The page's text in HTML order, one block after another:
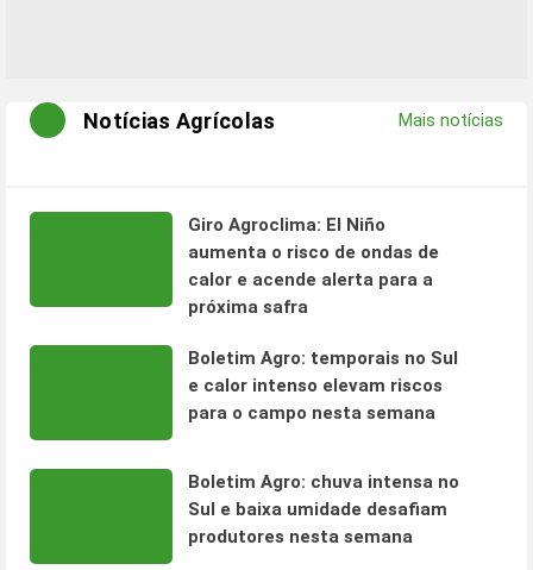
Notícias Agrícolas Mais notícias
Giro Agroclima: El Niño
aumenta o risco de ondas de
calor e acende alerta para a
próxima safra
Boletim Agro: temporais no Sul
e calor intenso elevam riscos
para o campo nesta semana
Boletim Agro: chuva intensa no
Sul e baixa umidade desafiam
produtores nesta semana